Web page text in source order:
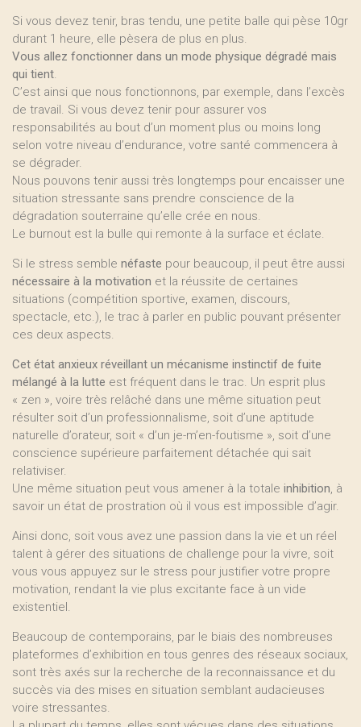
Si vous devez tenir, bras tendu, une petite balle qui pèse 10gr
durant 1 heure, elle pèsera de plus en plus.
Vous allez fonctionner dans un mode physique dégradé mais
qui tient.
C’est ainsi que nous fonctionnons, par exemple, dans l’excès
de travail. Si vous devez tenir pour assurer vos
responsabilités au bout d’un moment plus ou moins long
selon votre niveau d’endurance, votre santé commencera à
se dégrader.
Nous pouvons tenir aussi très longtemps pour encaisser une
situation stressante sans prendre conscience de la
dégradation souterraine qu’elle crée en nous.
Le burnout est la bulle qui remonte à la surface et éclate.
Si le stress semble néfaste pour beaucoup, il peut être aussi
nécessaire à la motivation et la réussite de certaines
situations (compétition sportive, examen, discours,
spectacle, etc.), le trac à parler en public pouvant présenter
ces deux aspects.
Cet état anxieux réveillant un mécanisme instinctif de fuite
mélangé à la lutte est fréquent dans le trac. Un esprit plus
« zen », voire très relâché dans une même situation peut
résulter soit d’un professionnalisme, soit d’une aptitude
naturelle d’orateur, soit « d’un je-m’en-foutisme », soit d’une
conscience supérieure parfaitement détachée qui sait
relativiser.
Une même situation peut vous amener à la totale inhibition, à
savoir un état de prostration où il vous est impossible d’agir.
Ainsi donc, soit vous avez une passion dans la vie et un réel
talent à gérer des situations de challenge pour la vivre, soit
vous vous appuyez sur le stress pour justifier votre propre
motivation, rendant la vie plus excitante face à un vide
existentiel.
Beaucoup de contemporains, par le biais des nombreuses
plateformes d’exhibition en tous genres des réseaux sociaux,
sont très axés sur la recherche de la reconnaissance et du
succès via des mises en situation semblant audacieuses
voire stressantes.